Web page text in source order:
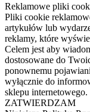
Reklamowe pliki
Pliki cookie
artykułów lub
reklamy, które
Celem jest aby
dostosowane do
ponownemu
wyłącznie do
sklepu internetowego.
ZATWIERDZAM